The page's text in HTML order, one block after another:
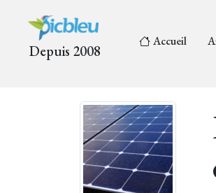
Depuis 2008
Accueil